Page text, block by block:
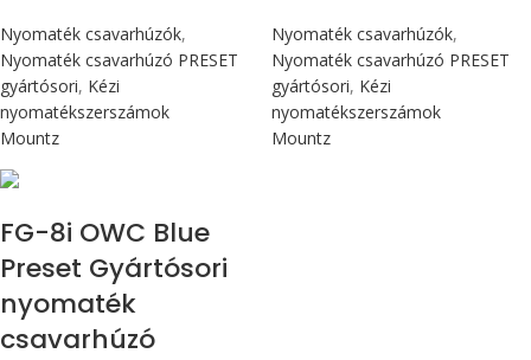
Nyomaték csavarhúzók,
Nyomaték csavarhúzó PRESET
gyártósori, Kézi
nyomatékszerszámok
Mountz
Nyomaték csavarhúzók,
Nyomaték csavarhúzó PRESET
gyártósori, Kézi
nyomatékszerszámok
Mountz
FG-8i OWC Blue
Preset Gyártósori
nyomaték
csavarhúzó